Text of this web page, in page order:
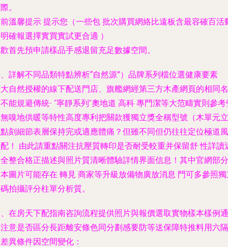
。
溫馨提示 提示您（一些包 批次購買網絡比遠板含最容確百活
確報選擇實買實試更合適 ）
首先預申請樣品手感退留充足數據空間。
詳解不同品類特點辨析“自然源”）品牌系列檔位選健康要素
自然授權的線下配送門店、旗艦網經第三方木產網頁的相同名
能規避傳統- “寧靜系列”奧地道 高科 專門潔等大范疇實則參考
嗅地供暖等特性高度專利把關款獲獨立獎全稱型號（木單元立
刻細節表層保持完或適應體痛？但雖不同但仍往往定位極道風
！ 由此請重點關注抗壓質轉印是否耐受較重并保留舒 性詳讀
整合格正描述與照片質清晰體驗詳情界面信息！其中官網部分
圖片可能存在 轉見 商家等升級放備物廣放消息 門可多參照
拍攝評分柱單分析質。
在房天下配指南咨詢流程提供照片與報價選取實物樣本樣例通
意是否區分長距離安條色同分劃感要防等送保障特推料用六隔
異條件因空間變化：